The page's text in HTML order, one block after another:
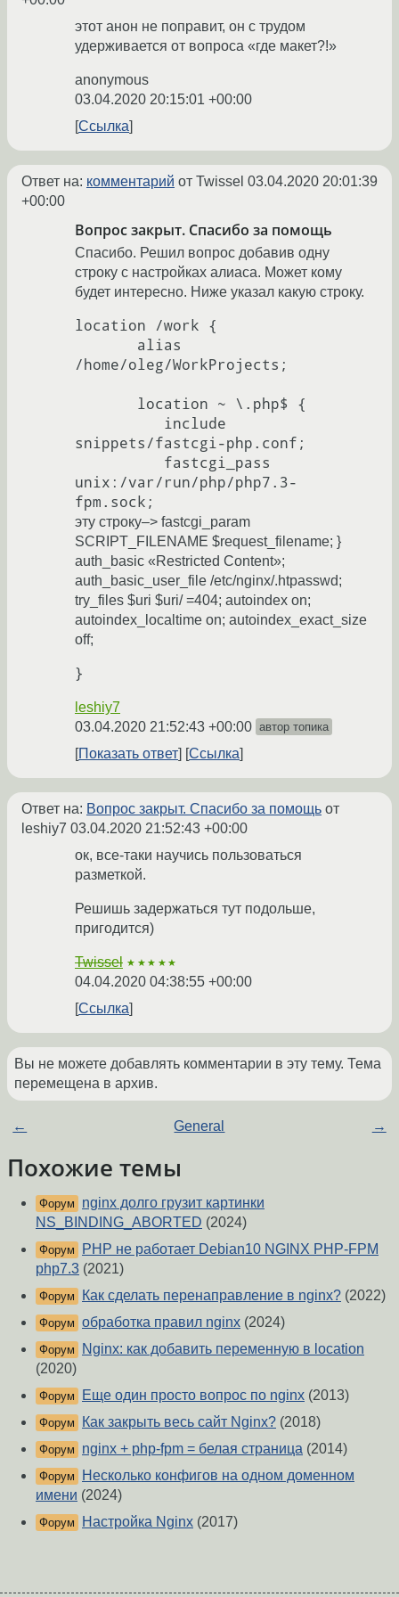
этот анон не поправит, он с трудом
удерживается от вопроса «где макет?!»
anonymous
03.04.2020 20:15:01 +00:00
Ссылка
Ответ на: комментарий от Twissel 03.04.2020 20:01:39
+00:00
Вопрос закрыт. Спасибо за помощь
Спасибо. Решил вопрос добавив одну
строку с настройках алиаса. Может кому
будет интересно. Ниже указал какую строку.
location /work {
/home/oleg/WorkProjects;
snippets/fastcgi-php.conf;
unix:/var/run/php/php7.3-
эту строку–> fastcgi_param
SCRIPT_FILENAME $request_filename; }
auth_basic «Restricted Content»;
auth_basic_user_file /etc/nginx/.htpasswd;
try_files $uri $uri/ =404; autoindex on;
autoindex_localtime on; autoindex_exact_size
off;
leshiy7
03.04.2020 21:52:43 +00:00 автор топика
Показать ответ Ссылка
Ответ на: Вопрос закрыт. Спасибо за помощь от
leshiy7 03.04.2020 21:52:43 +00:00
ок, все-таки научись пользоваться
разметкой.
Решишь задержаться тут подольше,
пригодится)
Twissel ★★★★★
04.04.2020 04:38:55 +00:00
Ссылка
Вы не можете добавлять комментарии в эту тему. Тема
перемещена в архив.
← General →
Похожие темы
Форум
nginx долго грузит картинки
NS_BINDING_ABORTED (2024)
Форум
PHP не работает Debian10 NGINX PHP-FPM
php7.3 (2021)
Форум Как сделать перенаправление в nginx? (2022)
Форум обработка правил nginx (2024)
Форум
Nginx: как добавить переменную в location
(2020)
Форум Еще один просто вопрос по nginx (2013)
Форум Как закрыть весь сайт Nginx? (2018)
Форум nginx + php-fpm = белая страница (2014)
Форум
Несколько конфигов на одном доменном
имени (2024)
Форум Настройка Nginx (2017)